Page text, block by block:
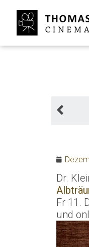
Dr.
Fr 11.
und